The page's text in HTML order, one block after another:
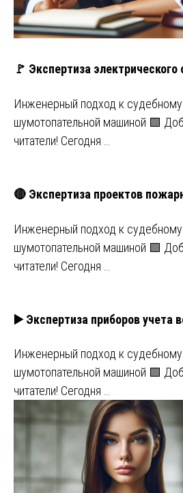
🚩 Экспертиза электрического
Инженерный подход к
шумотопательной машиной 🟩
читатели! Сегодня …
🔴 Экспертиза проектов
Инженерный подход к
шумотопательной машиной 🟩
читатели! Сегодня …
▶️ Экспертиза приборов учета
Инженерный подход к
шумотопательной машиной 🟩
читатели! Сегодня …